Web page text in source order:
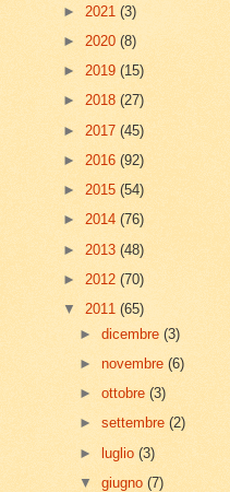
► 2021 (3)
► 2020 (8)
► 2019 (15)
► 2018 (27)
► 2017 (45)
► 2016 (92)
► 2015 (54)
► 2014 (76)
► 2013 (48)
► 2012 (70)
▼ 2011 (65)
►dicembre(3)
►novembre(6)
►ottobre(3)
►settembre(2)
► luglio(3)
▼giugno(7)